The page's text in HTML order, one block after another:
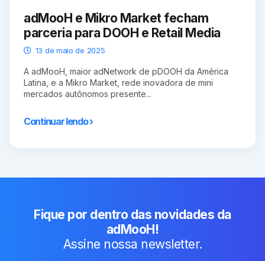
adMooH e Mikro Market fecham
parceria para DOOH e Retail Media
13 de maio de 2025
A adMooH, maior adNetwork de pDOOH da América
Latina, e a Mikro Market, rede inovadora de mini
mercados autônomos presente...
Continuar lendo ›
Fique por dentro das novidades da
adMooH!
Assine nossa newsletter.